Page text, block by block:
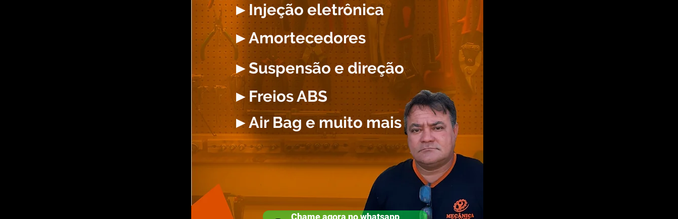
►Amortecedores
►Injeção eletrônica
►Suspensão e direção
►Freios ABS
►Air Bag e muito mais
Chame agora no whatsapp